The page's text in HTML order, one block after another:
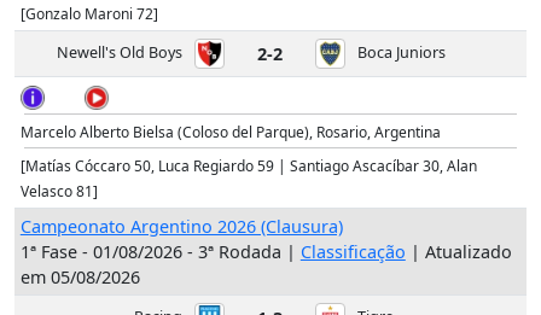
[Gonzalo Maroni 72]
Newell's Old Boys
2-2 Boca Juniors
Marcelo Alberto Bielsa (Coloso del Parque), Rosario, Argentina
[Matías Cóccaro 50, Luca Regiardo 59 | Santiago Ascacíbar 30, Alan
Velasco 81]
Campeonato Argentino 2026 (Clausura)
1ª Fase - 01/08/2026 - 3ª Rodada | Classificação | Atualizado
em 05/08/2026